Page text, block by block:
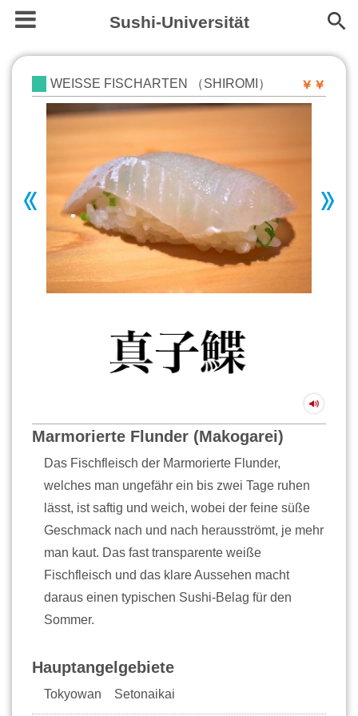
Sushi-Universität
WEISSE FISCHARTEN （SHIROMI）
Marmorierte Flunder (Makogarei)
Das Fischfleisch der Marmorierte Flunder,
welches man ungefähr ein bis zwei Tage ruhen
lässt, ist saftig und weich, wobei der feine süße
Geschmack nach und nach herausströmt, je mehr
man kaut. Das fast transparente weiße
Fischfleisch und das klare Aussehen macht
daraus einen typischen Sushi-Belag für den
Sommer.
Hauptangelgebiete
Tokyowan Setonaikai